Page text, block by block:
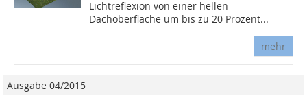
Lichtreflexion von einer hellen
Dachoberfläche um bis zu 20 Prozent...
mehr
Ausgabe 04/2015